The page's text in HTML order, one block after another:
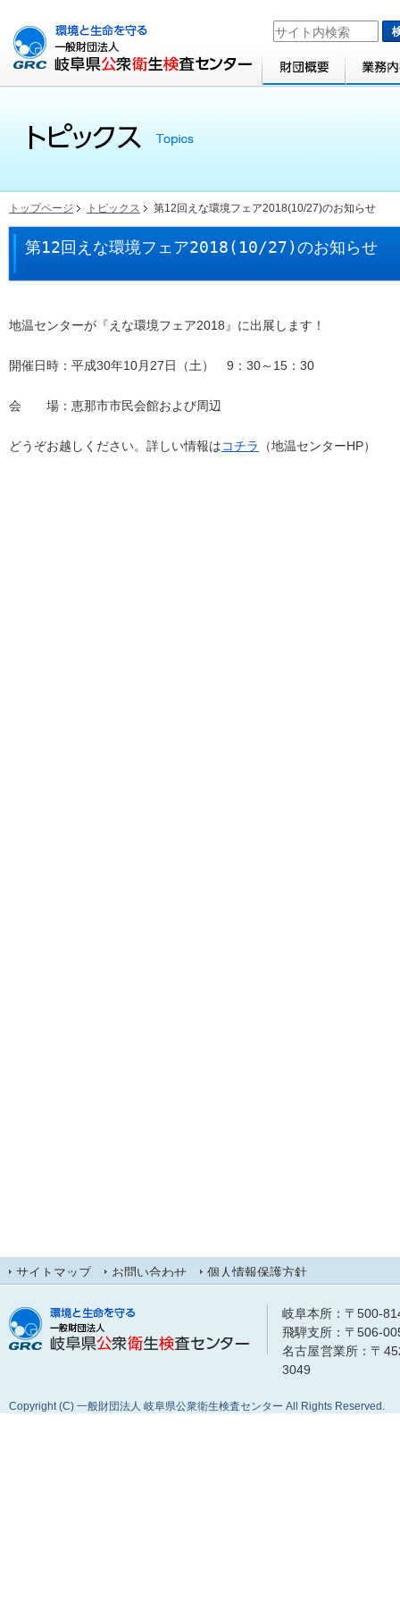
トップページ トピックス 第12回えな環境フェア2018(10/27)のお知らせ
第12回えな環境フェア2018(10/27)のお知らせ
地温センターが『えな環境フェア2018』に出展します！
開催日時：平成30年10月27日（土） 9：30～15：30
会 場：恵那市市民会館および周辺
どうぞお越しください。詳しい情報はコチラ （地温センターHP）
サイトマップ お問い合わせ 個人情報保護方針
岐阜本所：〒500-
飛騨支所：〒506-
名古屋営業所：〒
3049
Copyright (C) 一般財団法人 岐阜県公衆衛生検査センター All Rights Reserved.